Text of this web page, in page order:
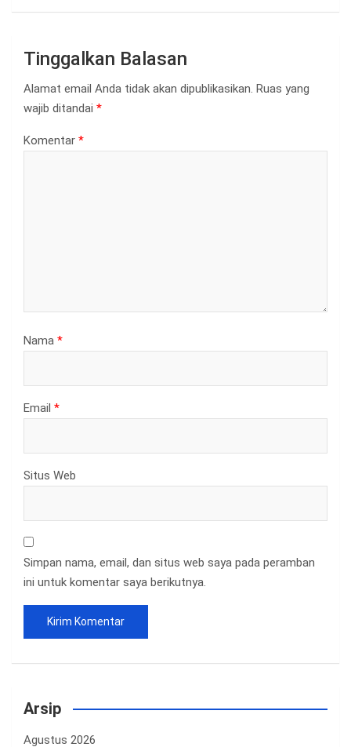
Tinggalkan Balasan
Alamat email Anda tidak akan dipublikasikan. Ruas yang
wajib ditandai *
Komentar *
Nama *
Email *
Situs Web
Simpan nama, email, dan situs web saya pada peramban
ini untuk komentar saya berikutnya.
Arsip
Agustus 2026